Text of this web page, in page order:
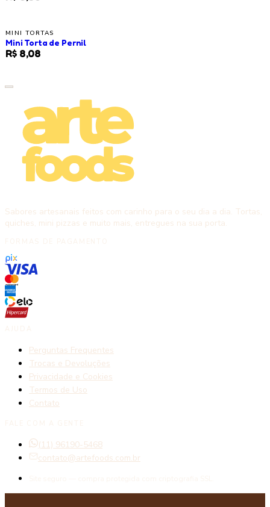
MINI TORTAS
Mini Torta de Pernil
R$ 8,08
Sabores artesanais feitos com carinho para o seu dia a dia. Tortas,
quiches, mini pizzas e muito mais, entregues na sua porta.
Perguntas Frequentes
Trocas e Devoluções
Privacidade e Cookies
Termos de Uso
Contato
(11) 96190-5468
contato@artefoods.com.br